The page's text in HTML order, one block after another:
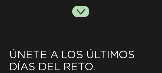
>
ÚNETE A LOS ÚLTIMOS
DÍAS DEL RETO.